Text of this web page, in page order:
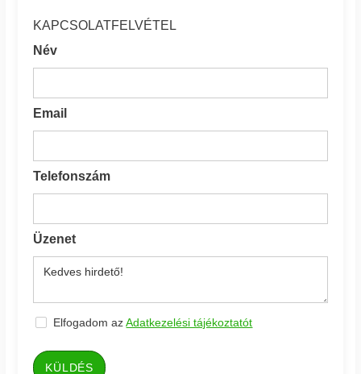
KAPCSOLATFELVÉTEL
Név
Email
Telefonszám
Üzenet
Elfogadom azAdatkezelési tájékoztatót
KÜLDÉS